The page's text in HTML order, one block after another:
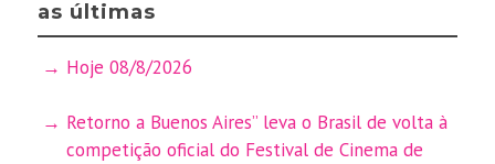
as últimas
Hoje 08/8/2026
Retorno a Buenos Aires” leva o Brasil de volta à
competição oficial do Festival de Cinema de